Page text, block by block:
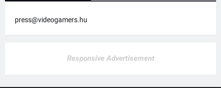
press@videogamers.hu
Responsive Advertisement